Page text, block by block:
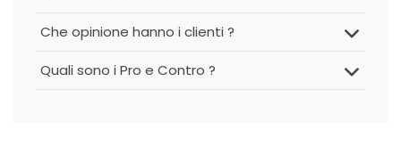
Che opinione hanno i clienti ?
Quali sono i Pro e Contro ?